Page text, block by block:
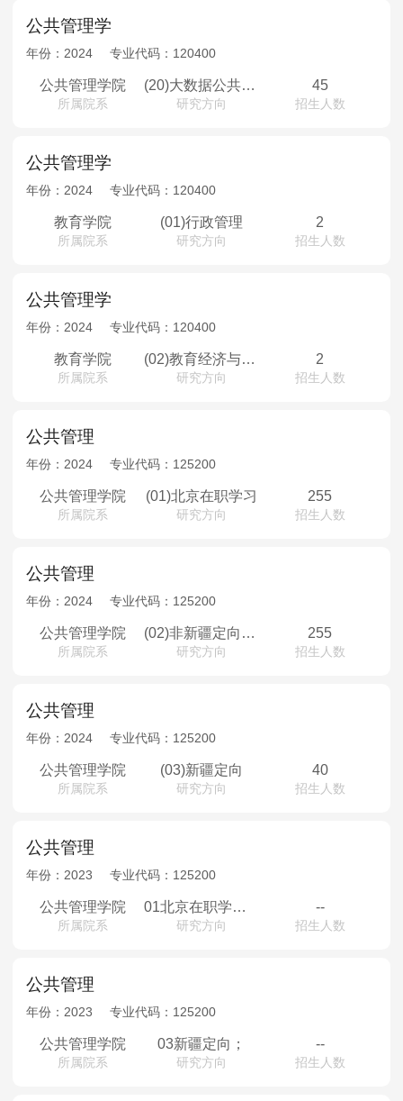
公共管理学
年份： 2024 专业代码： 120400
公共管理学院
所属院系
(20)大数据公共治理（少数民族骨干计划）
研究方向
45
招生人数
公共管理学
年份： 2024 专业代码： 120400
教育学院
所属院系
(01)行政管理
研究方向
2
招生人数
公共管理学
年份： 2024 专业代码： 120400
教育学院
所属院系
(02)教育经济与管理
研究方向
2
招生人数
公共管理
年份： 2024 专业代码： 125200
公共管理学院
所属院系
(01)北京在职学习
研究方向
255
招生人数
公共管理
年份： 2024 专业代码： 125200
公共管理学院
所属院系
(02)非新疆定向少数民族高层次骨干人才专项计划
研究方向
255
招生人数
公共管理
年份： 2024 专业代码： 125200
公共管理学院
所属院系
(03)新疆定向
研究方向
40
招生人数
公共管理
年份： 2023 专业代码： 125200
公共管理学院
所属院系
01北京在职学习；
研究方向
--
招生人数
公共管理
年份： 2023 专业代码： 125200
公共管理学院
所属院系
03新疆定向；
研究方向
--
招生人数